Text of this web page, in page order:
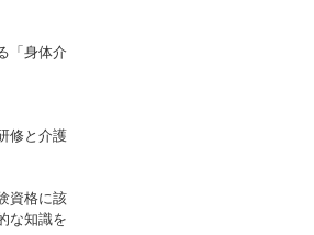
「身体介
修と介護
資格に該
な知識を